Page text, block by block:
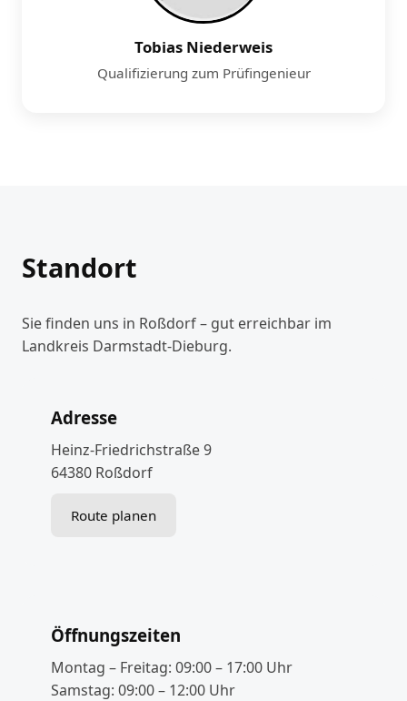
Tobias Niederweis
Qualifizierung zum Prüfingenieur
Standort
Sie finden uns in Roßdorf – gut erreichbar im
Landkreis Darmstadt-Dieburg.
Adresse
Heinz-Friedrichstraße 9
64380 Roßdorf
Route planen
Öffnungszeiten
Montag – Freitag: 09:00 – 17:00 Uhr
Samstag: 09:00 – 12:00 Uhr